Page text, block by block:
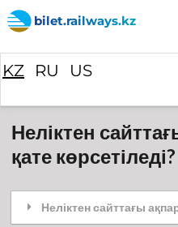
bilet.railways.kz
KZ RU US
Неліктен
қате көрсетіледі?
Неліктен сайттағы